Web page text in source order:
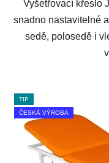
Vyšetřovací křeslo
snadno nastavitelné
sedě, polosedě i
TIP
ČESKÁ VÝROBA